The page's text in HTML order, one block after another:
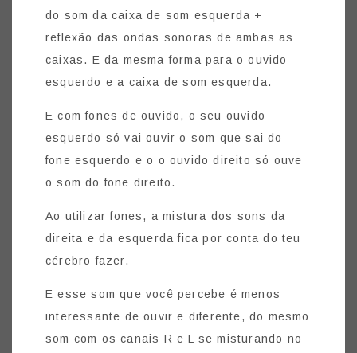
do som da caixa de som esquerda +
reflexão das ondas sonoras de ambas as
caixas. E da mesma forma para o ouvido
esquerdo e a caixa de som esquerda.
E com fones de ouvido, o seu ouvido
esquerdo só vai ouvir o som que sai do
fone esquerdo e o o ouvido direito só ouve
o som do fone direito.
Ao utilizar fones, a mistura dos sons da
direita e da esquerda fica por conta do teu
cérebro fazer.
E esse som que você percebe é menos
interessante de ouvir e diferente, do mesmo
som com os canais R e L se misturando no